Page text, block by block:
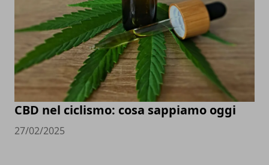
CBD nel ciclismo: cosa sappiamo oggi
27/02/2025